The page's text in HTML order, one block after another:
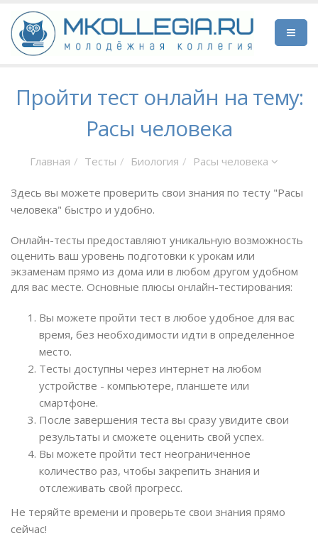
Пройти тест онлайн на тему:
Расы человека
Главная Тесты Биология Расы человека
Здесь вы можете проверить свои знания по тесту "Расы
человека" быстро и удобно.
Онлайн-тесты предоставляют уникальную возможность
оценить ваш уровень подготовки к урокам или
экзаменам прямо из дома или в любом другом удобном
для вас месте. Основные плюсы онлайн-тестирования:
Вы можете пройти тест в любое удобное для вас
время, без необходимости идти в определенное
место.
Тесты доступны через интернет на любом
устройстве - компьютере, планшете или
смартфоне.
После завершения теста вы сразу увидите свои
результаты и сможете оценить свой успех.
Вы можете пройти тест неограниченное
количество раз, чтобы закрепить знания и
отслеживать свой прогресс.
Не теряйте времени и проверьте свои знания прямо
сейчас!